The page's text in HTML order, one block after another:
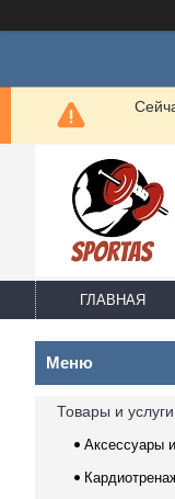
ГЛАВНАЯ
Товары и услуги
Аксессуары